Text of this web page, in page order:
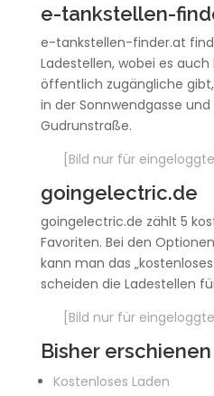
e-tankstellen-
e-tankstellen-finder.at
Ladestellen, wobei es
öffentlich zugängliche
in der Sonnwendgasse
Gudrunstraße.
[Bild nur für
goingelectric.de
goingelectric.de zählt 5
Favoriten. Bei den
kann man das
scheiden die Ladestellen
[Bild nur für
Bisher erschienen
Kostenloses Laden